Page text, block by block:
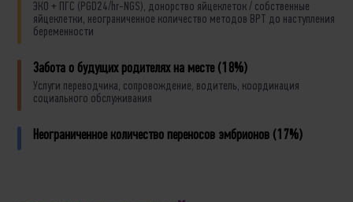
ЭКО + ПГС (PGD24/hr-NGS), донорство яйцеклеток / собственные
яйцеклетки, неограниченное количество методов ВРТ до наступления
беременности
Забота o будущих родителях на месте (18%)
Услуги переводчика, сопровождение, водитель, координация
социального обслуживания
Неограниченное количество переносов эмбрионов (17%)